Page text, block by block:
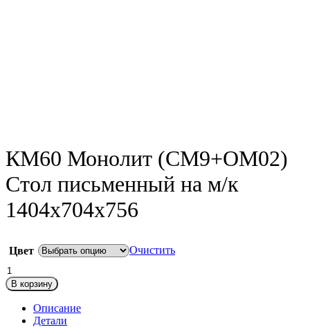
КМ60 Монолит (СМ9+ОМ02)
Стол письменный на м/к
1404х704х756
Цвет
Очистить
Количество
товара
КМ60
Монолит
(СМ9+ОМ02)
В корзину
Описание
Детали